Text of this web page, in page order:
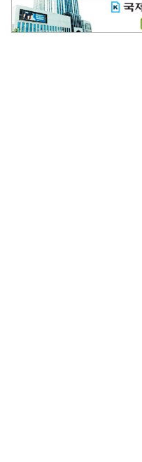
데스크시각[전체보기]
물은 행정구역 경계를 따라 흐